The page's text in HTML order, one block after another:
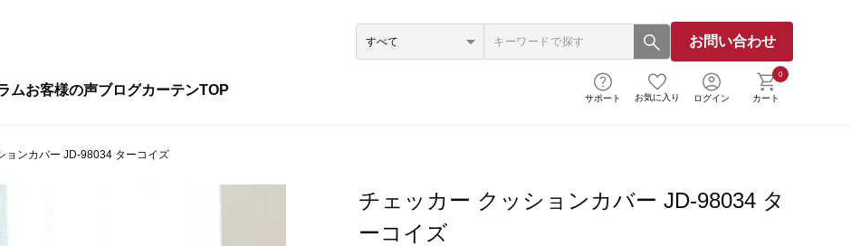
お問い合わせ
ムお客様の声ブログカーテンTOP
サポート お気に入り ログイン
0
カート
ョンカバー JD-98034 ターコイズ
チェッカー クッションカバー JD-98034 タ
ーコイズ